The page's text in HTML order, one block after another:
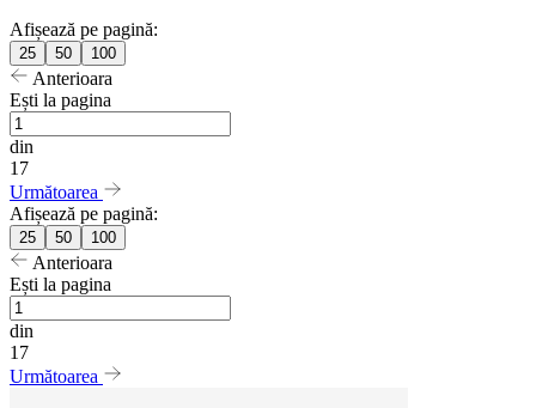
Afișează pe pagină:
25 50 100
Anterioara
Ești la pagina
din
17
Următoarea
Afișează pe pagină:
25 50 100
Anterioara
Ești la pagina
din
17
Următoarea